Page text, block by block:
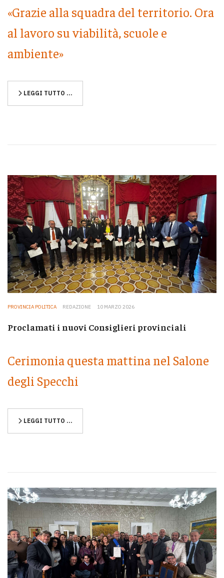
«Grazie alla squadra del territorio. Ora
al lavoro su viabilità, scuole e
ambiente»
LEGGI TUTTO …
PROVINCIA POLITICA REDAZIONE 10 MARZO 2026
Proclamati i nuovi Consiglieri provinciali
Cerimonia questa mattina nel Salone
degli Specchi
LEGGI TUTTO …